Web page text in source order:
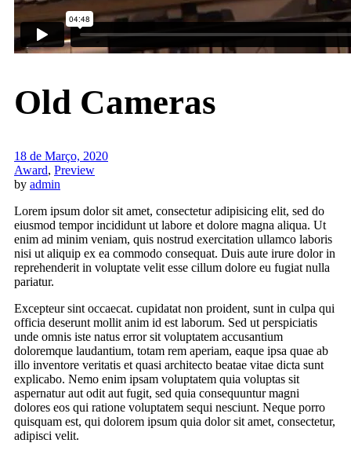
Old Cameras
18 de Março, 2020
Award, Preview
by admin
Lorem ipsum dolor sit amet, consectetur adipisicing elit, sed do
eiusmod tempor incididunt ut labore et dolore magna aliqua. Ut
enim ad minim veniam, quis nostrud exercitation ullamco laboris
nisi ut aliquip ex ea commodo consequat. Duis aute irure dolor in
reprehenderit in voluptate velit esse cillum dolore eu fugiat nulla
pariatur.
Excepteur sint occaecat. cupidatat non proident, sunt in culpa qui
officia deserunt mollit anim id est laborum. Sed ut perspiciatis
unde omnis iste natus error sit voluptatem accusantium
doloremque laudantium, totam rem aperiam, eaque ipsa quae ab
illo inventore veritatis et quasi architecto beatae vitae dicta sunt
explicabo. Nemo enim ipsam voluptatem quia voluptas sit
aspernatur aut odit aut fugit, sed quia consequuntur magni
dolores eos qui ratione voluptatem sequi nesciunt. Neque porro
quisquam est, qui dolorem ipsum quia dolor sit amet, consectetur,
adipisci velit.